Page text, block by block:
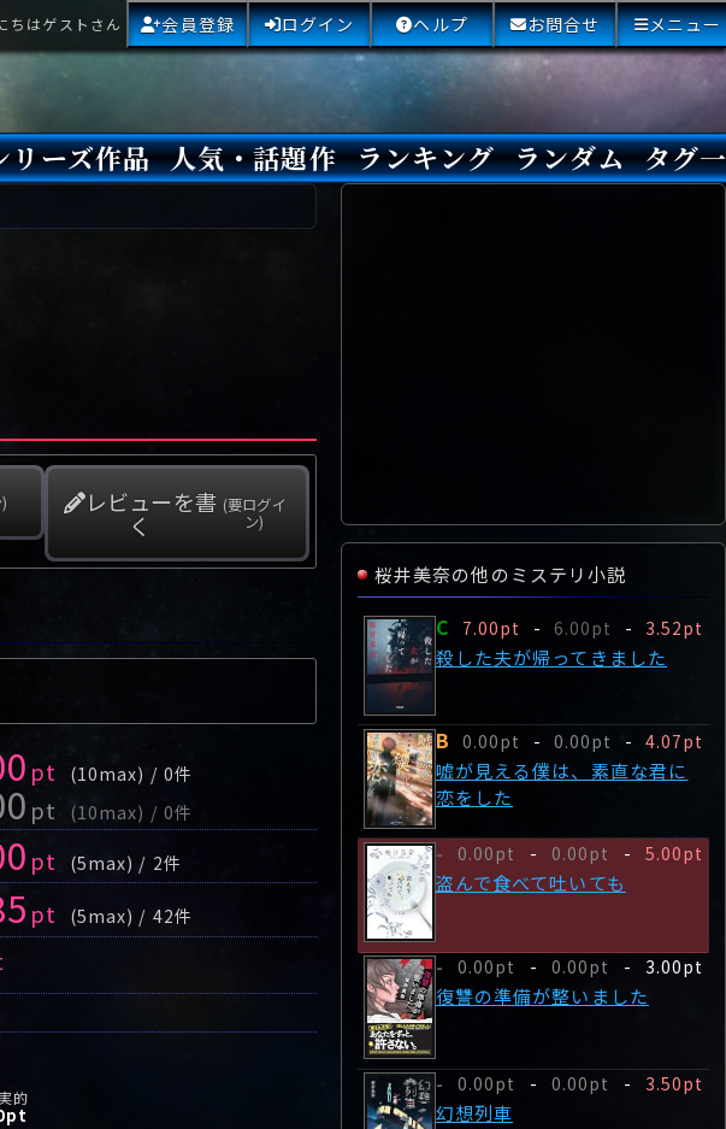
ちはゲストさん 会員登録 ログイン ヘルプ お問合せ メニュー
リーズ作品 人気・話題作 ランキング ランダム タグ
レビューを書
く
(要ログイ
ン)
pt (10max) / 0件
pt (10max) / 0件
pt (5max) / 2件
pt (5max) / 42件
的
pt
桜井美奈の他のミステリ小説
C 7.00pt - 6.00pt - 3.52pt
殺した夫が帰ってきました
B 0.00pt - 0.00pt - 4.07pt
嘘が見える僕は、素直な君に
恋をした
- 0.00pt - 0.00pt - 5.00pt
盗んで食べて吐いても
- 0.00pt - 0.00pt - 3.00pt
復讐の準備が整いました
- 0.00pt - 0.00pt - 3.50pt
幻想列車